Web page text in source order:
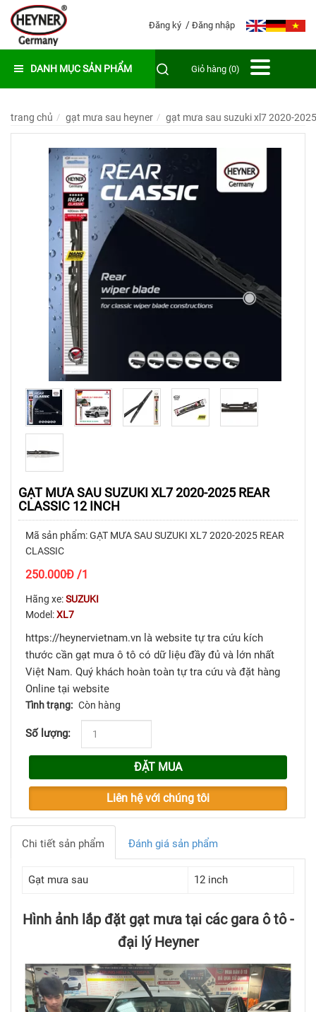
Đăng ký Đăng nhập
DANH MỤC SẢN PHẨM Giỏ hàng (0)
trang chủ gạt mưa sau heyner gạt mưa sau suzuki xl7 2020-
GẠT MƯA SAU SUZUKI XL7 2020-2025 REAR
CLASSIC 12 INCH
Mã sản phẩm: GẠT MƯA SAU SUZUKI XL7 2020-2025 REAR
CLASSIC
250.000Đ /1
Hãng xe:SUZUKI
Model:XL7
https://heynervietnam.vn là website tự tra cứu kích
thước cần gạt mưa ô tô có dữ liệu đầy đủ và lớn nhất
Việt Nam. Quý khách hoàn toàn tự tra cứu và đặt hàng
Online tại website
Tình trạng: Còn hàng
Số lượng:
ĐẶT MUA
Liên hệ với chúng tôi
Chi tiết sản phẩm Đánh giá sản phẩm
Gạt mưa sau 12 inch
Hình ảnh lắp đặt gạt mưa tại các gara ô tô -
đại lý Heyner